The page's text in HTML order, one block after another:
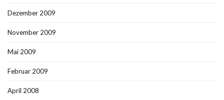
Dezember 2009
November 2009
Mai 2009
Februar 2009
April 2008